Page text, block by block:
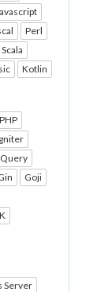
Perl
Scala
Kotlin
Goji
Server